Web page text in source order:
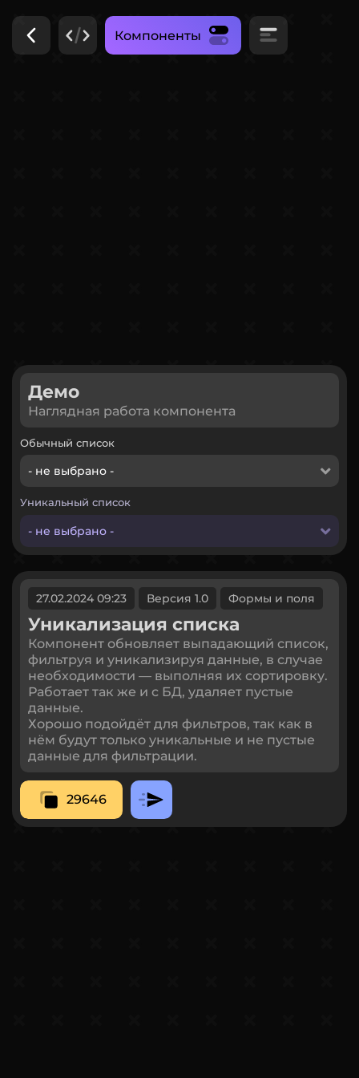
Компоненты
Демо
Наглядная работа компонента
Обычный список
- не выбрано -
Уникальный список
- не выбрано -
27.02.2024 09:23 Версия 1.0 Формы и поля
Уникализация списка
Компонент обновляет выпадающий список,
фильтруя и уникализируя данные, в случае
необходимости — выполняя их сортировку.
Работает так же и с БД, удаляет пустые
данные.
Хорошо подойдёт для фильтров, так как в
нём будут только уникальные и не пустые
данные для фильтрации.
29646